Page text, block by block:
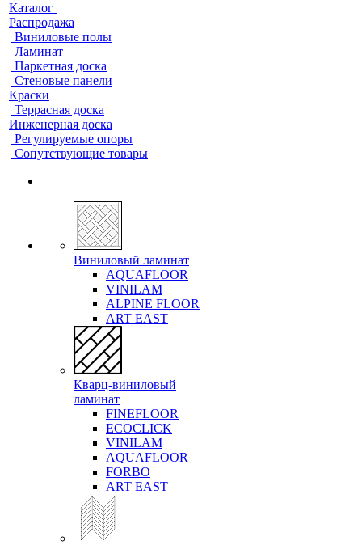
Каталог
Распродажа
Виниловые полы
Ламинат
Паркетная доска
Стеновые панели
Краски
Террасная доска
Инженерная доска
Регулируемые опоры
Сопутствующие товары
Виниловый ламинат
AQUAFLOOR
VINILAM
ALPINE FLOOR
ART EAST
Кварц-виниловый
ламинат
FINEFLOOR
ECOCLICK
VINILAM
AQUAFLOOR
FORBO
ART EAST